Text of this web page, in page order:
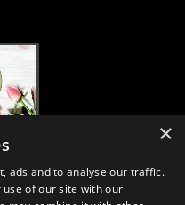
सुविधाओं से न्यूट्रास्यूटिकल्स,
आवश्यक सामग्री और उत्पादों का
×
ads and to analyse our traffic.
of our site with our